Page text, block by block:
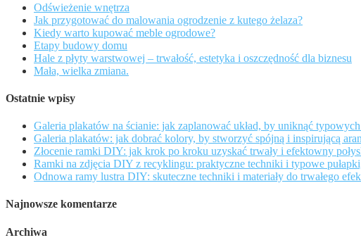
Odświeżenie wnętrza
Jak przygotować do malowania ogrodzenie z kutego żelaza?
Kiedy warto kupować meble ogrodowe?
Etapy budowy domu
Hale z płyty warstwowej – trwałość, estetyka i oszczędność dla biznesu
Mała, wielka zmiana.
Ostatnie wpisy
Galeria plakatów na ścianie: jak zaplanować układ, by uniknąć
Galeria plakatów: jak dobrać kolory, by stworzyć spójną i inspirującą
Złocenie ramki DIY: jak krok po kroku uzyskać trwały i efektowny
Ramki na zdjęcia DIY z recyklingu: praktyczne techniki i typowe
Odnowa ramy lustra DIY: skuteczne techniki i materiały do trwałego
Najnowsze komentarze
Archiwa